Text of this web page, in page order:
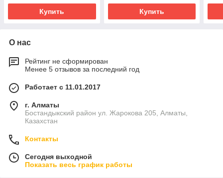
Купить Купить
О нас
Рейтинг не сформирован
Менее 5 отзывов за последний год
Работает с 11.01.2017
г. Алматы
Бостандыкский район ул. Жарокова 205, Алматы,
Казахстан
Контакты
Сегодня выходной
Показать весь график работы